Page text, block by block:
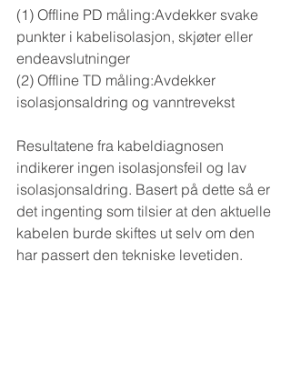
(1) Offline PD måling:Avdekker svake
punkter i kabelisolasjon, skjøter eller
endeavslutninger
(2) Offline TD måling:Avdekker
isolasjonsaldring og vanntrevekst
Resultatene fra kabeldiagnosen
indikerer ingen isolasjonsfeil og lav
isolasjonsaldring. Basert på dette så er
det ingenting som tilsier at den aktuelle
kabelen burde skiftes ut selv om den
har passert den tekniske levetiden.